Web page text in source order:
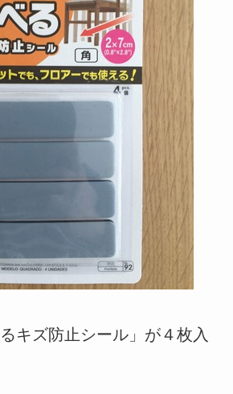
キズ防止シール」が４枚入